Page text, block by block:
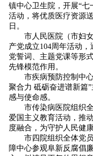
镇中心卫生院，开展“七
活动，将优质医疗资源
日。
市人民医院（市妇女
产党成立104周年活动
党誓词、主题党课等形
先锋模范作用。
市疾病预防控制中心
聚合力 砥砺奋进谱新篇
感与使命感。
市传染病医院组织全
爱国主义教育活动，推
度融合，为守护人民健
市四院组织全体党员
障中心参观阜新反腐倡